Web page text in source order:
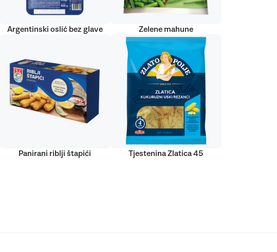
Argentinski oslić bez glave Zelene mahune
Panirani riblji štapići Tjestenina Zlatica 45